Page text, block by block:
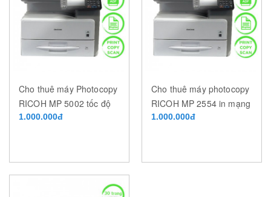
Cho thuê máy Photocopy
RICOH MP 5002 tốc độ
50 trang/phút
1.000.000đ
Cho thuê máy photocopy
RICOH MP 2554 in mạng
tốc độ 25 trang/phút
1.000.000đ